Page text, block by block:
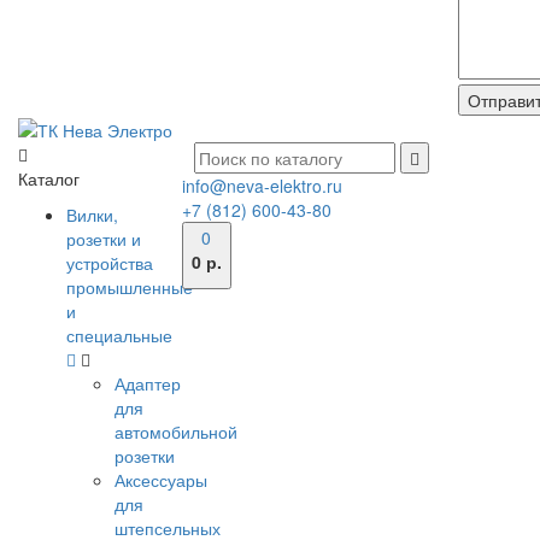
Каталог
Вилки,
розетки и
устройства
промышленные
и
специальные
Адаптер
для
автомобильной
розетки
Аксессуары
для
штепсельных
info@neva-elektro.ru
+7 (812) 600-43-80
0
0 р.